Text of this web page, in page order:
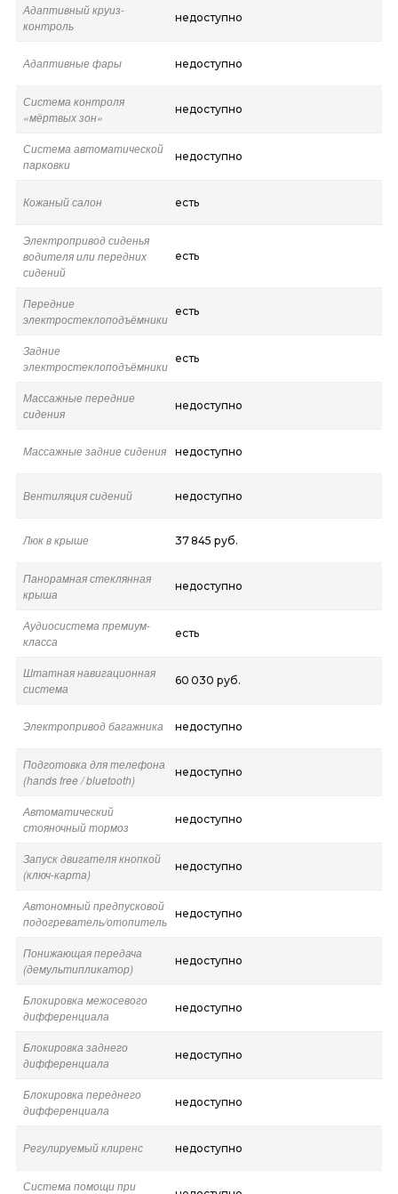
Адаптивный круиз-
контроль
недоступно
Адаптивные фары недоступно
Система контроля
«мёртвых зон»
недоступно
Система автоматической
парковки
недоступно
Кожаный салон есть
Электропривод сиденья
водителя или передних
сидений
есть
Передние
электростеклоподъёмники
есть
Задние
электростеклоподъёмники
есть
Массажные передние
сидения
недоступно
Массажные задние сидения недоступно
Вентиляция сидений недоступно
Люк в крыше 37 845 руб.
Панорамная стеклянная
крыша
недоступно
Аудиосистема премиум-
класса
есть
Штатная навигационная
система
60 030 руб.
Электропривод багажника недоступно
Подготовка для телефона
(hands free / bluetooth)
недоступно
Автоматический
стояночный тормоз
недоступно
Запуск двигателя кнопкой
(ключ-карта)
недоступно
Автономный предпусковой
подогреватель/отопитель
недоступно
Понижающая передача
(демультипликатор)
недоступно
Блокировка межосевого
дифференциала
недоступно
Блокировка заднего
дифференциала
недоступно
Блокировка переднего
дифференциала
недоступно
Регулируемый клиренс недоступно
Система помощи при